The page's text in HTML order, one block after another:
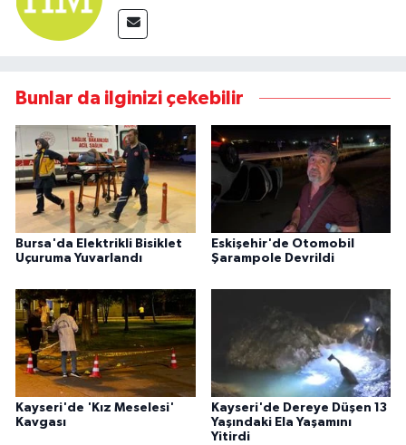
Bunlar da ilginizi çekebilir
Bursa'da Elektrikli Bisiklet
Uçuruma Yuvarlandı
Eskişehir'de Otomobil
Şarampole Devrildi
Kayseri'de 'Kız Meselesi'
Kavgası
Kayseri'de Dereye Düşen 13
Yaşındaki Ela Yaşamını
Yitirdi